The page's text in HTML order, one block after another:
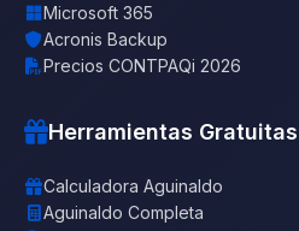
Microsoft 365
Acronis Backup
Precios CONTPAQi 2026
Herramientas Gratuitas
Calculadora Aguinaldo
Aguinaldo Completa